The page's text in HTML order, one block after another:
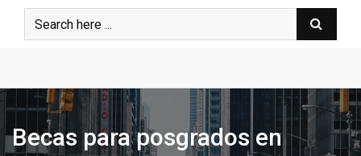
Becas para posgrados en